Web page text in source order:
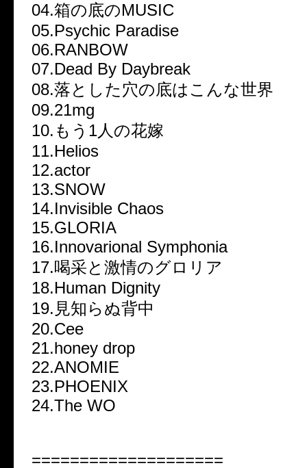
04.箱の底のMUSIC
05.Psychic Paradise
06.RANBOW
07.Dead By Daybreak
08.落とした穴の底はこんな世界
09.21mg
10.もう1人の花嫁
11.Helios
12.actor
13.SNOW
14.Invisible Chaos
15.GLORIA
16.Innovarional Symphonia
17.喝采と激情のグロリア
18.Human Dignity
19.見知らぬ背中
20.Cee
21.honey drop
22.ANOMIE
23.PHOENIX
24.The WO
====================